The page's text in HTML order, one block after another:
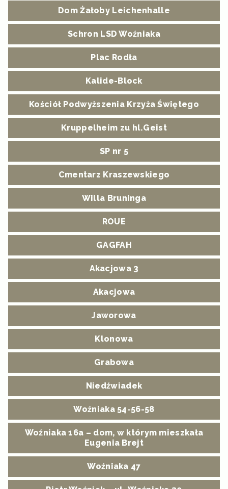
Dom Żałoby Leichenhalle
Schron LSD Woźniaka
Plac Rodła
Kalide-Block
Kościół Podwyższenia Krzyża Świętego
Kruppelheim zu hl.Geist
SP nr 5
Cmentarz Kraszewskiego
Willa Bruninga
ROUE
GAGFAH
Akacjowa 3
Akacjowa
Jaworowa
Klonowa
Grabowa
Niedźwiadek
Woźniaka 54-56-58
Woźniaka 16a – dom, w którym mieszkała
Eugenia Brejt
Woźniaka 47